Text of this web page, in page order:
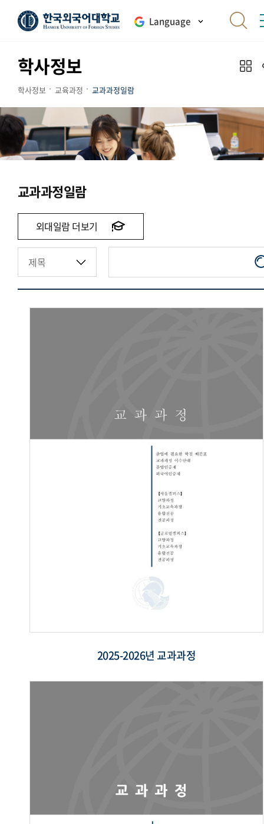
Language
학사정보
학사정보 교육과정 교과과정일람
교과과정일람
외대일람 더보기
2025-2026년 교과과정